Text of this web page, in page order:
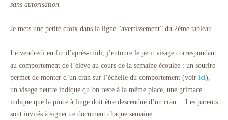
sans autorisation.
Je mets une petite croix dans la ligne “avertissement” du 2ème tableau.
Le vendredi en fin d’après-midi, j’entoure le petit visage correspondant
au comportement de l’élève au cours de la semaine écoulée : un sourire
permet de monter d’un cran sur l’échelle du comportement (voir ici),
un visage neutre indique qu’on reste à la même place, une grimace
indique que la pince à linge doit être descendue d’un cran… Les parents
sont invités à signer ce document chaque semaine.